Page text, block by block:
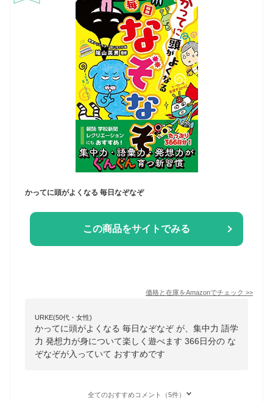
かってに頭がよくなる 毎日なぞなぞ
この商品をサイトでみる
価格と在庫をAmazonでチェック >>
URKE(50代・女性)
かってに頭がよくなる 毎日なぞなぞ が、集中力 語学
力 発想力が身について楽しく遊べます 366日分の な
ぞなぞが入っていて おすすめです
全てのおすすめコメント（5件）